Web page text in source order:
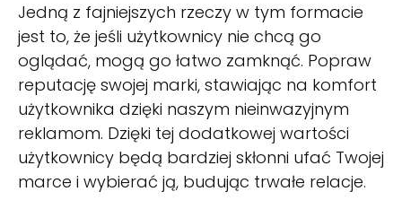
Jedną z fajniejszych rzeczy w tym formacie
jest to, że jeśli użytkownicy nie chcą go
oglądać, mogą go łatwo zamknąć. Popraw
reputację swojej marki, stawiając na komfort
użytkownika dzięki naszym nieinwazyjnym
reklamom. Dzięki tej dodatkowej wartości
użytkownicy będą bardziej skłonni ufać Twojej
marce i wybierać ją, budując trwałe relacje.